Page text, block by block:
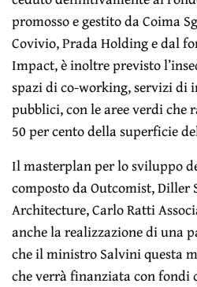
promosso e gestito da Coima
Covivio, Prada Holding e dal
Impact, è inoltre previsto
spazi di co-working, servizi di
pubblici, con le aree verdi che
50 per cento della superficie
Il masterplan per lo sviluppo
composto da Outcomist, Diller
Architecture, Carlo Ratti
anche la realizzazione di una
che il ministro Salvini questa
che verrà finanziata con fondi